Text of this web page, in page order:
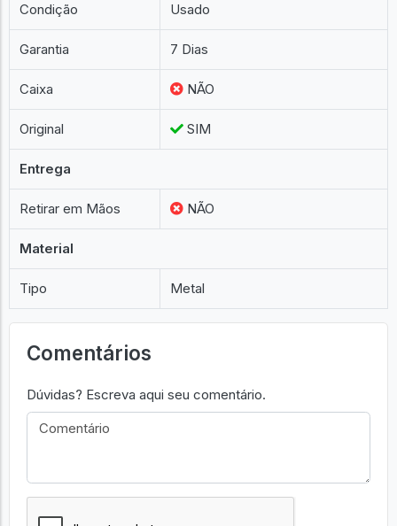
Condição Usado
Garantia 7 Dias
Caixa NÃO
Original SIM
Entrega
Retirar em Mãos NÃO
Material
Tipo Metal
Comentários
Dúvidas? Escreva aqui seu comentário.